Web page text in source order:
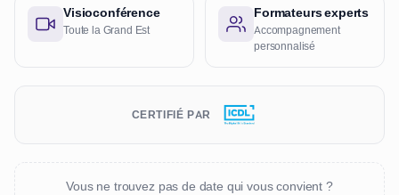
Visioconférence
Toute la Grand Est
Formateurs experts
Accompagnement
personnalisé
CERTIFIÉ PAR
Vous ne trouvez pas de date qui vous convient ?